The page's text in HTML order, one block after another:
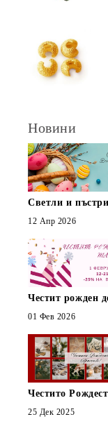
Новини
Светли и
12 Апр 2026
Честит рожден
01 Фев 2026
Честито
25 Дек 2025